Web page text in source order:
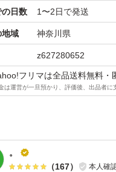
日数 1〜2日で発送
地域 神奈川県
z627280652
フリマは全品送料無料・
は運営が一旦預かり、評価後、出品者に
。
（167） 本人確